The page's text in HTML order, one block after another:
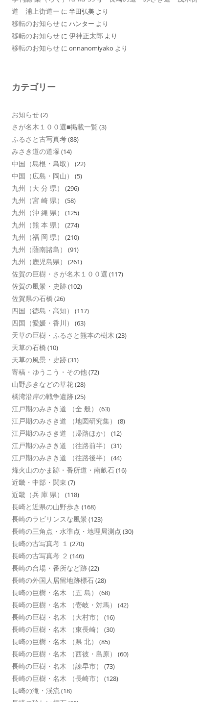
道 浦上街道ー に 半田弘美 より
移転のお知らせ に ハンター より
移転のお知らせ に 伊神正太郎 より
移転のお知らせ に onnanomiyako より
カテゴリー
お知らせ(2)
さが名木１００選■掲載一覧 (3)
ふるさと古写真考(88)
みさき道の道塚 (14)
中国（島根・鳥取） (22)
中国（広島・岡山） (5)
九州（大 分 県） (296)
九州（宮 崎 県） (58)
九州（沖 縄 県） (125)
九州（熊 本 県） (274)
九州（福 岡 県） (210)
九州（薩南諸島） (91)
九州（鹿児島県） (261)
佐賀の巨樹・さが名木１００選 (117)
佐賀の風景・史跡(102)
佐賀県の石橋 (26)
四国（徳島・高知） (117)
四国（愛媛・香川） (63)
天草の巨樹・ふるさと熊本の樹木 (23)
天草の石橋 (10)
天草の風景・史跡(31)
寄稿・ゆうこう・その他(72)
山野歩きなどの草花(28)
橘湾沿岸の戦争遺跡(25)
江戸期のみさき道 （全 般） (63)
江戸期のみさき道 （地図研究集） (8)
江戸期のみさき道 （帰路ほか） (12)
江戸期のみさき道 （往路前半） (31)
江戸期のみさき道 （往路後半） (44)
烽火山のかま跡・番所道・南畝石(16)
近畿・中部・関東 (7)
近畿（兵 庫 県） (118)
長崎と近県の山野歩き (168)
長崎のラビリンスな風景 (123)
長崎の三角点・水準点・地理局測点 (30)
長崎の古写真考 １ (270)
長崎の古写真考 ２ (146)
長崎の台場・番所など跡(22)
長崎の外国人居留地跡標石(28)
長崎の巨樹・名木 （五 島） (68)
長崎の巨樹・名木 （壱岐・対馬） (42)
長崎の巨樹・名木 （大村市） (16)
長崎の巨樹・名木 （東長崎） (30)
長崎の巨樹・名木 （県 北） (85)
長崎の巨樹・名木 （西彼・島原） (60)
長崎の巨樹・名木 （諌早市） (73)
長崎の巨樹・名木 （長崎市） (128)
長崎の滝・渓流(18)